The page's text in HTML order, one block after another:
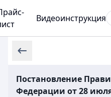
Видеоинструкция
Постановление
Федерации от 28